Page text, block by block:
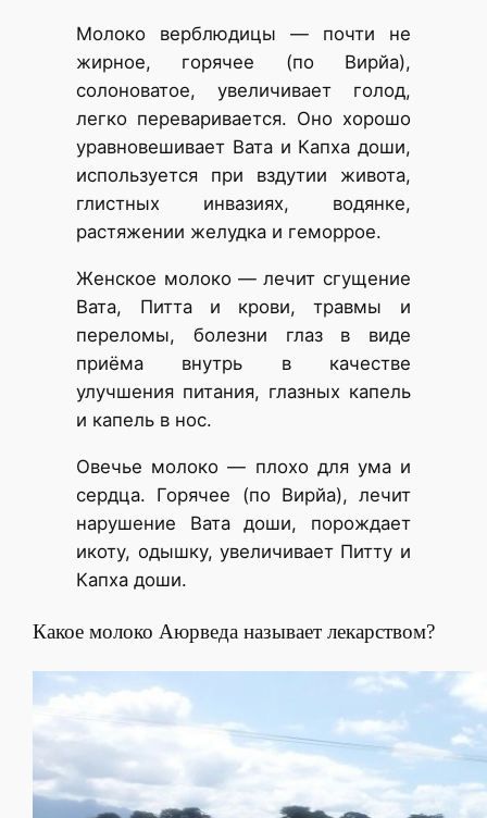
Молоко верблюдицы — почти не
жирное, горячее (по Вирйа),
солоноватое, увеличивает голод,
легко переваривается. Оно хорошо
уравновешивает Вата и Капха доши,
используется при вздутии живота,
глистных инвазиях, водянке,
растяжении желудка и геморрое.
Женское молоко — лечит сгущение
Вата, Питта и крови, травмы и
переломы, болезни глаз в виде
приёма внутрь в качестве
улучшения питания, глазных капель
и капель в нос.
Овечье молоко — плохо для ума и
сердца. Горячее (по Вирйа), лечит
нарушение Вата доши, порождает
икоту, одышку, увеличивает Питту и
Капха доши.
Какое молоко Аюрведа называет лекарством?